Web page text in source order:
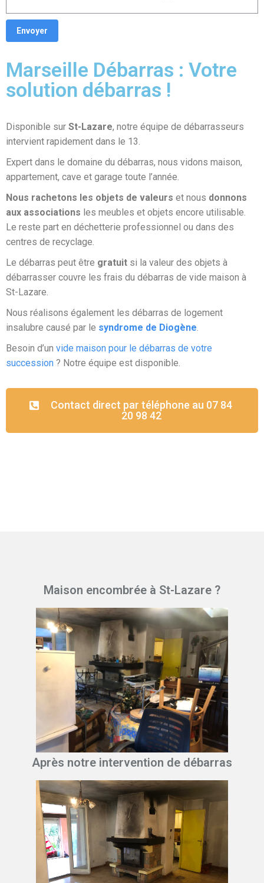
Marseille Débarras : Votre
solution débarras !
Disponible sur St-Lazare, notre équipe de débarrasseurs
intervient rapidement dans le 13.
Expert dans le domaine du débarras, nous vidons maison,
appartement, cave et garage toute l’année.
Nous rachetons les objets de valeurs et nous donnons
aux associations les meubles et objets encore utilisable.
Le reste part en déchetterie professionnel ou dans des
centres de recyclage.
Le débarras peut être gratuit si la valeur des objets à
débarrasser couvre les frais du débarras de vide maison à
St-Lazare.
Nous réalisons également les débarras de logement
insalubre causé par le syndrome de Diogène
Besoin d’un vide maison pour le débarras de votre
succession ? Notre équipe est disponible.
Contact direct par téléphone au 07 84
20 98 42
Maison encombrée à St-Lazare ?
Après notre intervention de débarras